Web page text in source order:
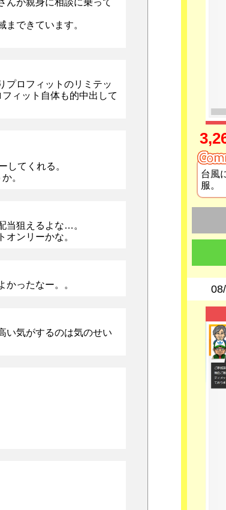
できています。
プロフィットのリミテッ
ィット自体も的中出して
してくれる。
。
当狙えるよな…。
ンリーかな。
ったなー。。
い気がするのは気のせい
台風
服。